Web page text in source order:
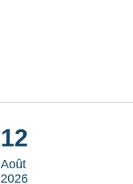
12
Août
2026